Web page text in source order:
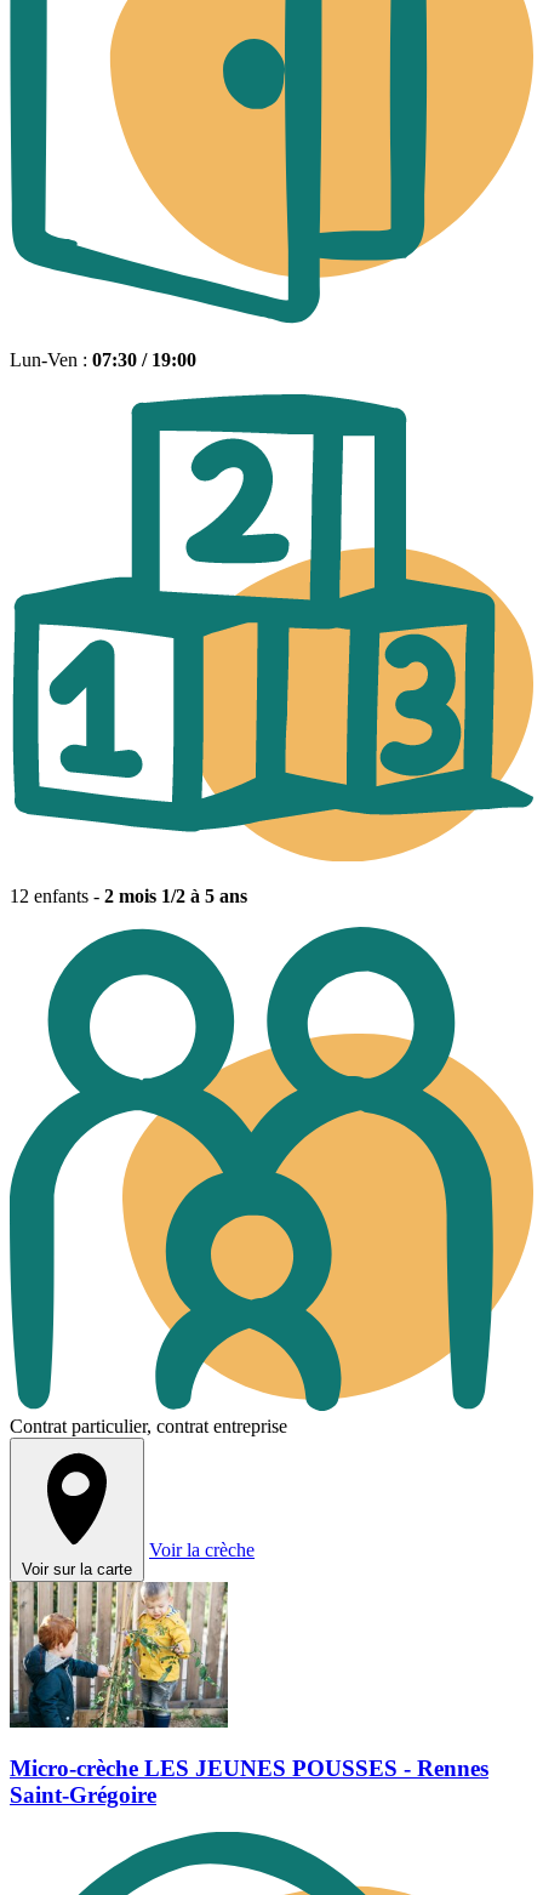
Lun-Ven : 07:30 / 19:00
12 enfants - 2 mois 1/2 à 5 ans
Contrat particulier, contrat entreprise
Voir sur la carte
Voir la crèche
Micro-crèche LES JEUNES POUSSES - Rennes
Saint-Grégoire